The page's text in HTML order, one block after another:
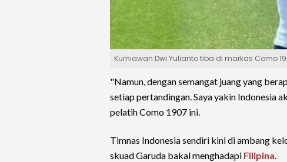
Kurniawan Dwi Yulianto tiba di markas Como
"Namun, dengan semangat juang yang
setiap pertandingan. Saya yakin Indonesia
pelatih Como 1907 ini.
Timnas Indonesia sendiri kini di ambang
skuad Garuda bakal menghadapi Filipina